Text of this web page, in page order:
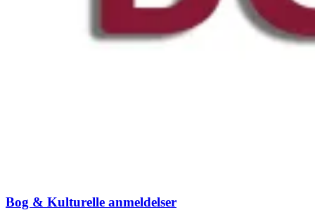
Bog & Kulturelle anmeldelser